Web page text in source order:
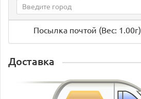
Посылка почтой (Вес: 1.00г)
Доставка